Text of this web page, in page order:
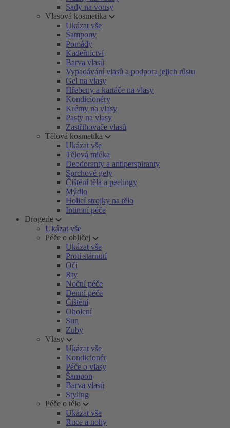
Sady na vousy
Vlasová kosmetika
Ukázat vše
Šampony
Pomády
Kadeřnictví
Barva vlasů
Vypadávání vlasů a podpora jejich růstu
Gel na vlasy
Hřebeny a kartáče na vlasy
Kondicionéry
Krémy na vlasy
Pasty na vlasy
Zastřihovače vlasů
Tělová kosmetika
Ukázat vše
Tělová mléka
Deodoranty a antiperspiranty
Sprchové gely
Čištění těla a peelingy
Mýdlo
Holicí strojky na tělo
Intimní péče
Drogerie
Ukázat vše
Péče o obličej
Ukázat vše
Proti stárnutí
Oči
Rty
Noční péče
Denní péče
Čištění
Oholení
Sun
Zuby
Vlasy
Ukázat vše
Kondicionér
Péče o vlasy
Šampon
Barva vlasů
Styling
Péče o tělo
Ukázat vše
Ruce a nohy